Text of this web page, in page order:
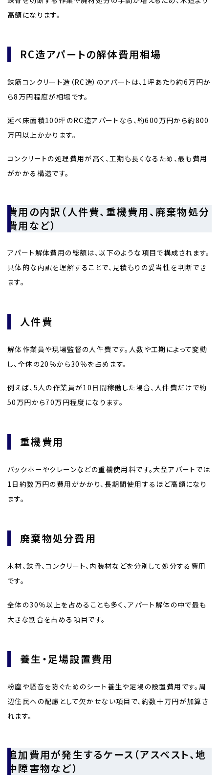
高額になります。
RC造アパートの解体費用相場
鉄筋コンクリート造（RC造）のアパートは、1坪あたり約6万円か
ら8万円程度が相場です。
延べ床面積100坪のRC造アパートなら、約600万円から約800
万円以上かかります。
コンクリートの処理費用が高く、工期も長くなるため、最も費用
がかかる構造です。
費用の内訳（人件費、重機費用、廃棄物処分
費用など）
アパート解体費用の総額は、以下のような項目で構成されます。
具体的な内訳を理解することで、見積もりの妥当性を判断でき
ます。
人件費
解体作業員や現場監督の人件費です。人数や工期によって変動
し、全体の20％から30％を占めます。
例えば、5人の作業員が10日間稼働した場合、人件費だけで約
50万円から70万円程度になります。
重機費用
バックホーやクレーンなどの重機使用料です。大型アパートでは
1日約数万円の費用がかかり、長期間使用するほど高額になり
ます。
廃棄物処分費用
木材、鉄骨、コンクリート、内装材などを分別して処分する費用
です。
全体の30％以上を占めることも多く、アパート解体の中で最も
大きな割合を占める項目です。
養生・足場設置費用
粉塵や騒音を防ぐためのシート養生や足場の設置費用です。周
辺住民への配慮として欠かせない項目で、約数十万円が加算さ
れます。
追加費用が発生するケース（アスベスト、地
中障害物など）